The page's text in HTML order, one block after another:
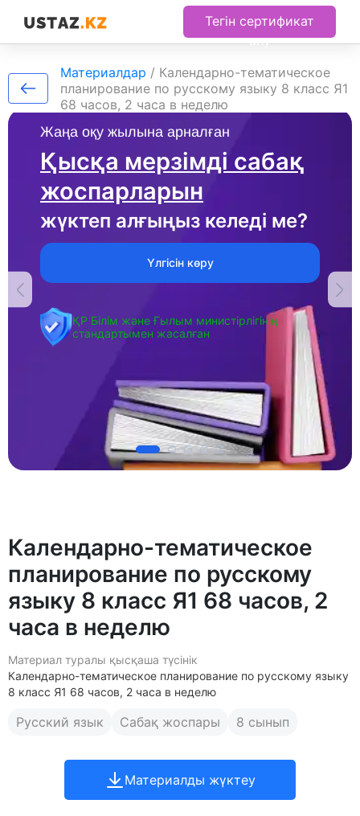
Тегін сертификат
алу
Жаңа оқу жылына арналған
Қысқа мерзімді сабақ
жоспарларын
жүктеп алғыңыз келеді ме?
Үлгісін көру
ҚР Білім және Ғылым министірлігінің
стандартымен жасалған
Материалдар / Календарно-тематическое
планирование по русскому языку 8 класс Я1
68 часов, 2 часа в неделю
Календарно-тематическое
планирование по русскому
языку 8 класс Я1 68 часов, 2
часа в неделю
Материал туралы қысқаша түсінік
Календарно-тематическое планирование по русскому языку
8 класс Я1 68 часов, 2 часа в неделю
Русский язык Сабақ жоспары 8 сынып
Материалды жүктеу